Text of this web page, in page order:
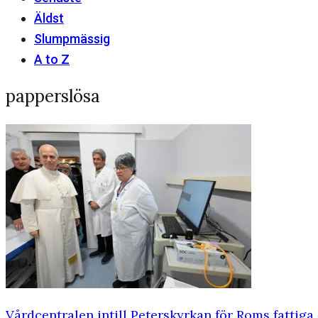
Äldst
Slumpmässig
A to Z
papperslösa